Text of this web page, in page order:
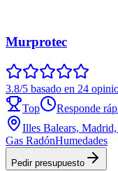
Murprotec
3.8/5 basado en 24
Top
Responde
Illes Balears,
Gas RadónHumedades
Pedir presupuesto